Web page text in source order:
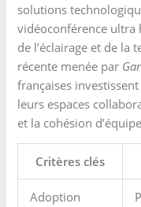
solutions
vidéoconférence ultra
de l’éclairage et de la
récente menée par
françaises
leurs espaces
et la cohésion
Critères clés
Adoption